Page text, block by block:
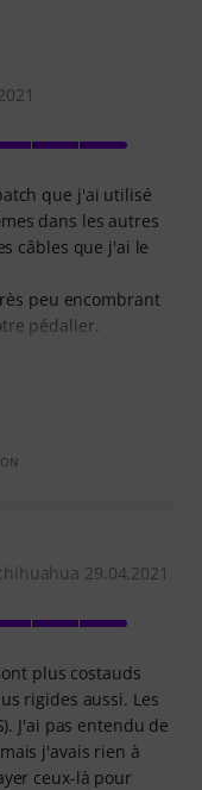
que j'ai utilisé
dans les autres
câbles que j'ai le
peu encombrant
pédalier.
29.04.2021
plus costauds
rigides aussi. Les
J'ai pas entendu de
j'avais rien à
ceux-là pour